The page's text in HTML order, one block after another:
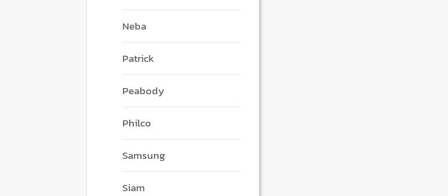
Neba
Patrick
Peabody
Philco
Samsung
Siam